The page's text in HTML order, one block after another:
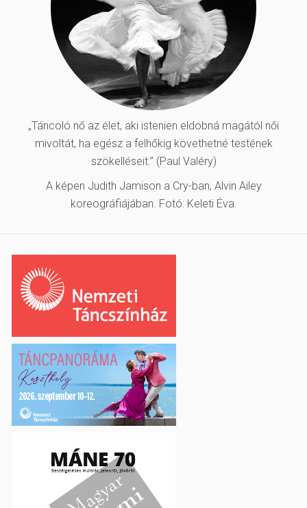
„Táncoló nő az élet, aki istenien eldobná magától női
mivoltát, ha egész a felhőkig követhetné testének
szökelléseit.” (Paul Valéry)
A képen Judith Jamison a Cry-ban, Alvin Ailey
koreográfiájában. Fotó: Keleti Éva.